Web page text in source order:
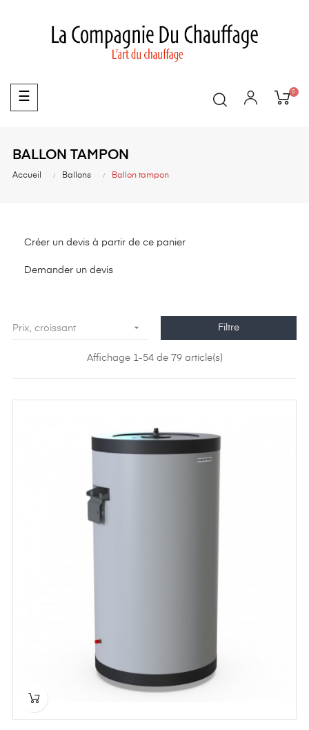
Basculer
la
☰ 0
BALLON TAMPON
Accueil Ballons Ballon tampon
Créer un devis à partir de ce panier
Demander un devis
Prix, croissant  Filtre
Affichage 1-54 de 79 article(s)